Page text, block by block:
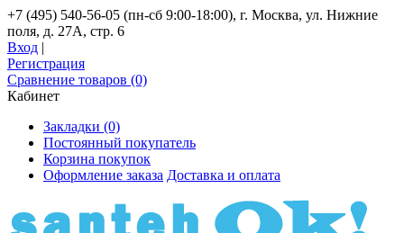
+7 (495) 540-56-05 (пн-сб 9:00-18:00), г. Москва, ул. Нижние
поля, д. 27А, стр. 6
Вход |
Регистрация
Сравнение товаров (0)
Кабинет
Закладки (0)
Постоянный покупатель
Корзина покупок
Оформление заказа Доставка и оплата